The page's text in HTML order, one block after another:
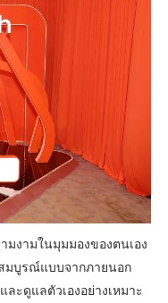
มงามในมุมมองของตนเอง
มบูรณ์แบบจากภายนอก
ละดูแลตัวเองอย่างเหมาะ